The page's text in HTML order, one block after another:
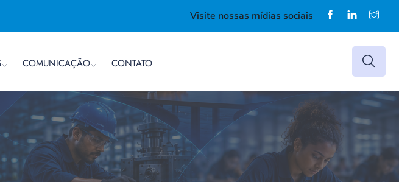
Visite nossas mídias sociais
COMUNICAÇÃO CONTATO